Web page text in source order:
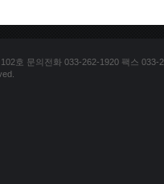
호 문의전화 033-262-1920 팩스 033-